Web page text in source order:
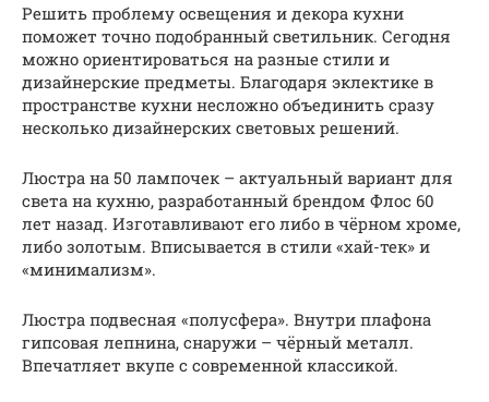
Решить проблему освещения и декора кухни
поможет точно подобранный светильник. Сегодня
можно ориентироваться на разные стили и
дизайнерские предметы. Благодаря эклектике в
пространстве кухни несложно объединить сразу
несколько дизайнерских световых решений.
Люстра на 50 лампочек – актуальный вариант для
света на кухню, разработанный брендом Флос 60
лет назад. Изготавливают его либо в чёрном хроме,
либо золотым. Вписывается в стили «хай-тек» и
«минимализм».
Люстра подвесная «полусфера». Внутри плафона
гипсовая лепнина, снаружи – чёрный металл.
Впечатляет вкупе с современной классикой.